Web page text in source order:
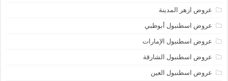
عروض ازهر المدينة
عروض اسطنبول أبوظبي
عروض اسطنبول الإمارات
عروض اسطنبول الشارقة
عروض اسطنبول العين